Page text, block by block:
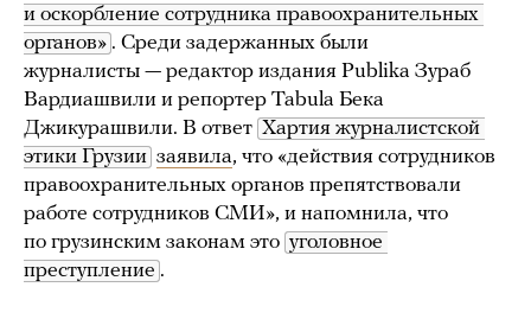
и оскорбление сотрудника правоохранительных
органов» . Среди задержанных были
журналисты — редактор издания Publika Зураб
Вардиашвили и репортер Tabula Бека
Джикурашвили. В ответ Хартия журналистской
этики Грузии заявила, что «действия сотрудников
правоохранительных органов препятствовали
работе сотрудников СМИ», и напомнила, что
по грузинским законам это уголовное
преступление .